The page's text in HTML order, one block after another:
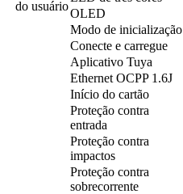
do usuário
OLED
Modo de inicialização
Conecte e carregue
Aplicativo Tuya
Ethernet OCPP 1.6J
Início do cartão
Proteção contra
entrada
Proteção contra
impactos
Proteção contra
sobrecorrente